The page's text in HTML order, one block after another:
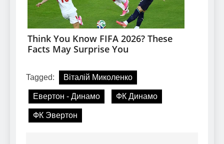
Tagged: Віталій Миколенко
Евертон - Динамо ФК Динамо
ФК Эвертон